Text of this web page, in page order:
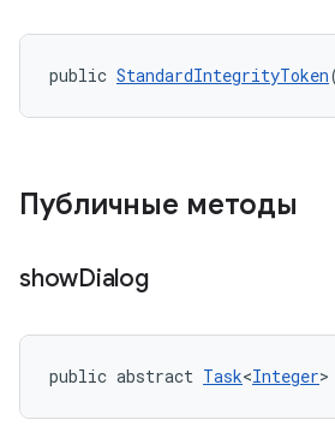
public StandardIntegrityToken
Публичные методы
showDialog
public abstract Task<Integer>